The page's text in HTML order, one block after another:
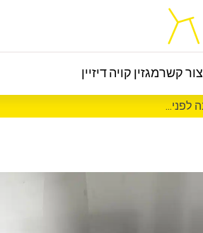
צור קשרמגזין קויה דיזיין